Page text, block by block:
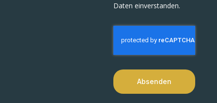
Daten einverstanden.
Absenden